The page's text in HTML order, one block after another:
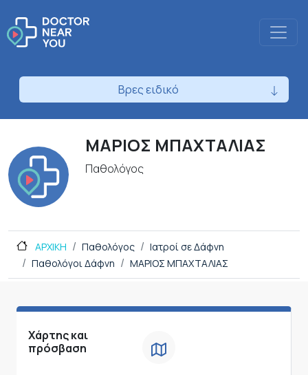
Βρες ειδικό
ΜΑΡΙΟΣ ΜΠΑΧΤΑΛΙΑΣ
Παθολόγος
ΑΡΧΙΚΗ Παθολόγος
Ιατροί σε Δάφνη
Παθολόγοι Δάφνη
ΜΑΡΙΟΣ ΜΠΑΧΤΑΛΙΑΣ
Χάρτης και
πρόσβαση